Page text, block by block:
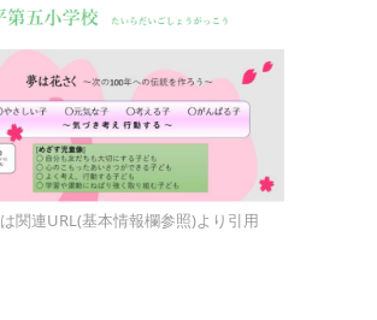
関連URL(基本情報欄参照)より引用